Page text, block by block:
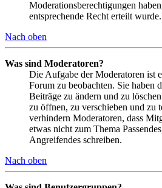
Moderationsberechtigungen
entsprechende Recht erteilt wurde.
Nach oben
Was sind Moderatoren?
Die Aufgabe der Moderatoren ist
Forum zu beobachten. Sie haben
Beiträge zu ändern und zu
zu öffnen, zu verschieben und zu
verhindern Moderatoren, dass
etwas nicht zum Thema
Angreifendes schreiben.
Nach oben